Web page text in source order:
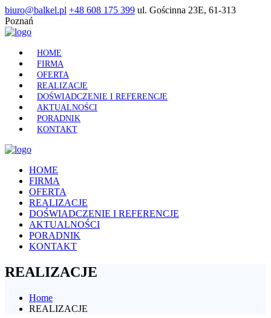
biuro@balkel.pl +48 608 175 399 ul. Gościnna 23E, 61-313
Poznań
HOME
FIRMA
OFERTA
REALIZACJE
DOŚWIADCZENIE I REFERENCJE
AKTUALNOŚCI
PORADNIK
KONTAKT
HOME
FIRMA
OFERTA
REALIZACJE
DOŚWIADCZENIE I REFERENCJE
AKTUALNOŚCI
PORADNIK
KONTAKT
REALIZACJE
Home
REALIZACJE